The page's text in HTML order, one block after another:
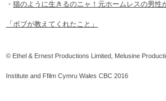
・ 猫のように生きるのニャ！元ホームレスの男性
「ボブが教えてくれたこと」
© Ethel & Ernest Productions Limited, Melusine
Institute and Ffilm Cymru Wales CBC 2016